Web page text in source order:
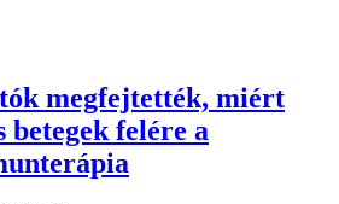
megfejtették, miért
betegek felére a